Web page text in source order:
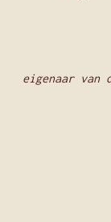
eigenaar van